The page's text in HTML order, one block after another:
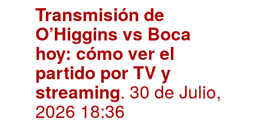
Transmisión de
O’Higgins vs Boca
hoy: cómo ver el
partido por TV y
streaming. 30 de Julio,
2026 18:36